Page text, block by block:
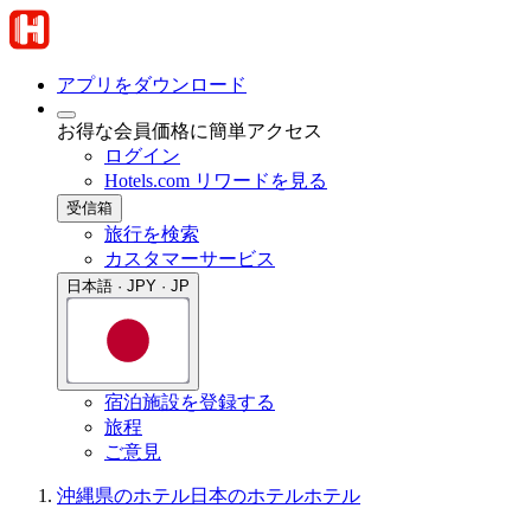
アプリをダウンロード
お得な会員価格に簡単アクセス
ログイン
Hotels.com リワードを見る
受信箱
旅行を検索
カスタマーサービス
日本語 · JPY · JP
宿泊施設を登録する
旅程
ご意見
沖縄県のホテル日本のホテルホテル